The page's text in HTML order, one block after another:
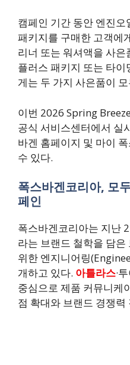
캠페인 기간 동안 엔진오
패키지를 구매한 고객에
리너 또는 워셔액을 사
플러스 패키지 또는 타
게는 두 가지 사은품이
이번 2026 Spring
공식 서비스센터에서 실
바겐 홈페이지 및 마이
수 있다.
폭스바겐코리아, 모
페인
폭스바겐코리아는 지난
라는 브랜드 철학을 담
위한 엔지니어링
개하고 있다. 아틀라스·
중심으로 제품 커뮤니케
점 확대와 브랜드 경쟁